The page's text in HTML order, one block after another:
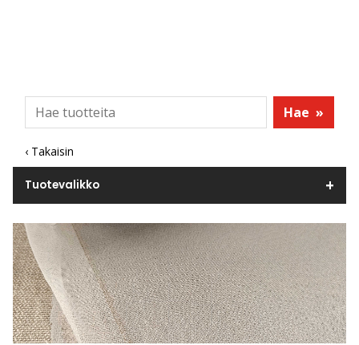
Hae »
‹ Takaisin
Tuotevalikko